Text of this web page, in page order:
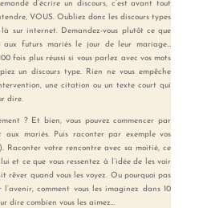
d’écrire un discours, c’est avant tout
VOUS.Oubliez donc les discours types
sur internet. Demandez-vous plutôt ce que
aux futurs mariés le jour de leur mariage…
fois plus réussi si vous parlez avec vos mots
un discours type. Rien ne vous empêche
une citation ou un texte court qui
dire.
? Et bien, vous pouvez commencer par
mariés. Puis raconter par exemple vos
Raconter votre rencontre avec sa moitié, ce
et ce que vous ressentez à l’idée de les voir
rêver quand vous les voyez. Ou pourquoi pas
comment vous les imaginez dans 10
dire combien vous les aimez…